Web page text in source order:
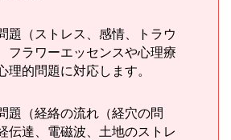
題（ストレス、感情、トラウ
ラワーエッセンスや心理療
理的問題に対応します。
題（経絡の流れ（経穴の問
伝達、電磁波、土地のストレ